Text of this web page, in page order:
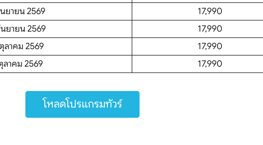
Search
ยายน 2569
17,990
ยายน 2569
17,990
าคม 2569
17,990
าคม 2569
17,990
โหลดโปรแกรมทัวร์